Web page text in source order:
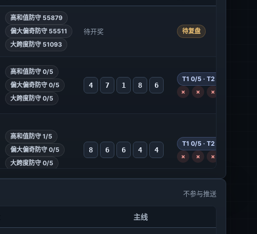
高和值防守 55879
偏大偏奇防守 55511
大跨度防守 51093
待开奖 待复盘
高和值防守 0/5
偏大偏奇防守 0/5
大跨度防守 0/5
4 7 1 8 6
T1 0/5 · T2 0/5 · T3 0/5
×
× ×
高和值防守 1/5
偏大偏奇防守 0/5
大跨度防守 0/5
8 6 6 4 4
T1 0/5 · T2 0/5 · T3 0/5
×
× ×
6
×
× ×
不参与推送
主线